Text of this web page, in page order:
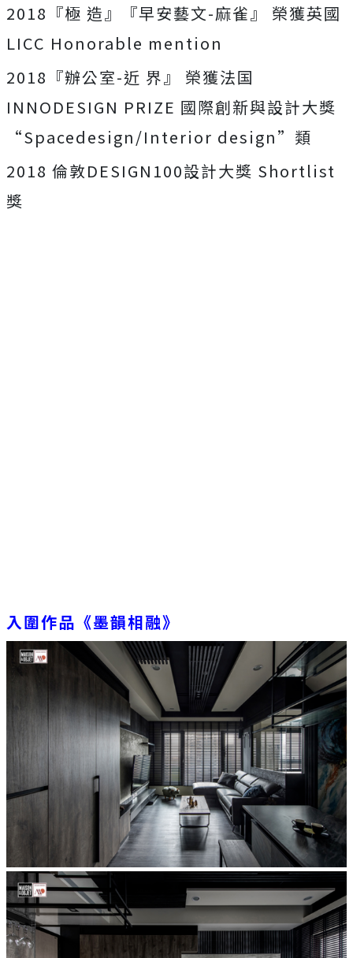
2018『極 造』『早安藝文-麻雀』 榮獲英國
LICC Honorable mention
2018『辦公室-近 界』 榮獲法国
INNODESIGN PRIZE 國際創新與設計大獎
“Spacedesign/Interior design”類
2018 倫敦DESIGN100設計大獎 Shortlist
獎
入圍作品《墨韻相融》